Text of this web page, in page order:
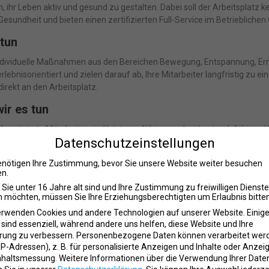
ihr Leben aktiv und gesund zu gestalten. Dabei soll der Arbeitsplatz
und bieten einen zertifizierten Full-Service im Betrieblichen
Maßnahmen aus den Bereichen Bewegung, Entspannung,
und zielen darauf ab, Ihre Mitarbeiter langfristig zu
an den Arbeitsplatz.
es tun
motivierte Mitarbeiter sind leistungsfähiger und widerstandsfähiger.
profitieren von gesünderen Unternehmenswerten.
Ziel ist es, die Arbeitswelt zu „bewegen“ und die individuelle
Sie tun
Sie durch jede Phase des Betrieblichen Gesundheitsmanagements.
individuelles Konzept für Ihr Unternehmen. Unsere zertifizierten
zu gewährleisten.
Gesundheitsmanagement wichtig ist
zeitliche Engpässe und Stress sind im betrieblichen Alltag oft
Datenschutzeinstellungen
Ihre Zustimmung, bevor Sie unsere Website weiter besuchen
Sie unter 16 Jahre alt sind und Ihre Zustimmung zu freiwilligen
möchten, müssen Sie Ihre Erziehungsberechtigten um Erlaubnis
Cookies und andere Technologien auf unserer Website.
essenziell, während andere uns helfen, diese Website und Ihre
zu verbessern. Personenbezogene Daten können verarbeitet
Adressen), z. B. für personalisierte Anzeigen und Inhalte oder
Weitere Informationen über die Verwendung Ihrer